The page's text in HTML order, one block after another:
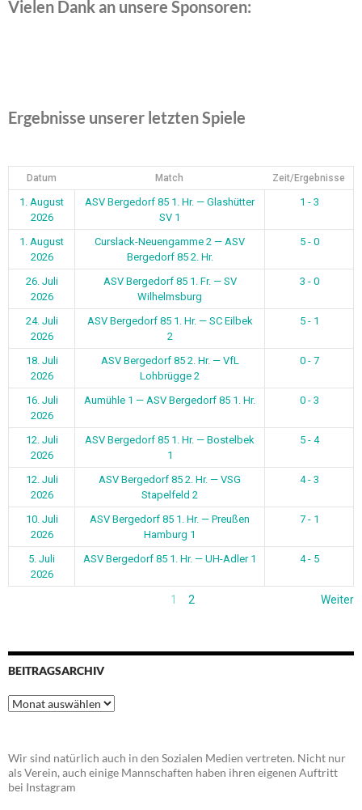
Vielen Dank an unsere Sponsoren:
Ergebnisse unserer letzten Spiele
Datum Match Zeit/Ergebnisse
1. August
2026
ASV Bergedorf 85 1. Hr. — Glashütter
SV 1
1 - 3
1. August
2026
Curslack-Neuengamme 2 — ASV
Bergedorf 85 2. Hr.
5 - 0
26. Juli
2026
ASV Bergedorf 85 1. Fr. — SV
Wilhelmsburg
3 - 0
24. Juli
2026
ASV Bergedorf 85 1. Hr. — SC Eilbek
2
5 - 1
18. Juli
2026
ASV Bergedorf 85 2. Hr. — VfL
Lohbrügge 2
0 - 7
16. Juli
2026
Aumühle 1 — ASV Bergedorf 85 1. Hr. 0 - 3
12. Juli
2026
ASV Bergedorf 85 1. Hr. — Bostelbek
1
5 - 4
12. Juli
2026
ASV Bergedorf 85 2. Hr. — VSG
Stapelfeld 2
4 - 3
10. Juli
2026
ASV Bergedorf 85 1. Hr. — Preußen
Hamburg 1
7 - 1
5. Juli
2026
ASV Bergedorf 85 1. Hr. — UH-Adler 1 4 - 5
1 2 Weiter
BEITRAGSARCHIV
Beitragsarchiv
Wir sind natürlich auch in den Sozialen Medien vertreten. Nicht nur
als Verein, auch einige Mannschaften haben ihren eigenen Auftritt
bei Instagram